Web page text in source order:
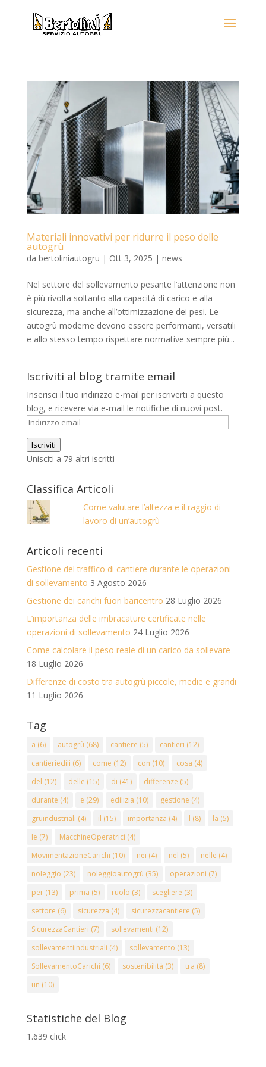
Materiali innovativi per ridurre il peso delle
autogrù
da bertoliniautogru | Ott 3, 2025 | news
Nel settore del sollevamento pesante l’attenzione non
è più rivolta soltanto alla capacità di carico e alla
sicurezza, ma anche all’ottimizzazione dei pesi. Le
autogrù moderne devono essere performanti, versatili
e allo stesso tempo rispettare normative sempre più...
Iscriviti al blog tramite email
Inserisci il tuo indirizzo e-mail per iscriverti a questo
blog, e ricevere via e-mail le notifiche di nuovi post.
Indirizzo
email
Iscriviti
Unisciti a 79 altri iscritti
Classifica Articoli
Come valutare l’altezza e il raggio di
lavoro di un’autogrù
Articoli recenti
Gestione del traffico di cantiere durante le operazioni
di sollevamento 3 Agosto 2026
Gestione dei carichi fuori baricentro 28 Luglio 2026
L’importanza delle imbracature certificate nelle
operazioni di sollevamento 24 Luglio 2026
Come calcolare il peso reale di un carico da sollevare
18 Luglio 2026
Differenze di costo tra autogrù piccole, medie e grandi
11 Luglio 2026
Tag
a (6) autogrù (68) cantiere (5) cantieri (12)
cantieriedili (6) come (12) con (10) cosa (4)
del (12) delle (15) di (41) differenze (5)
durante (4) e (29) edilizia (10) gestione (4)
gruindustriali (4) il (15) importanza (4) l (8) la (5)
le (7) MacchineOperatrici (4)
MovimentazioneCarichi (10) nei (4) nel (5) nelle (4)
noleggio (23) noleggioautogrù (35) operazioni (7)
per(13) prima (5) ruolo (3) scegliere (3)
settore (6) sicurezza (4) sicurezzacantiere (5)
SicurezzaCantieri (7) sollevamenti (12)
sollevamentiindustriali (4) sollevamento (13)
SollevamentoCarichi (6) sostenibilità (3) tra (8)
un (10)
Statistiche del Blog
1.639 click